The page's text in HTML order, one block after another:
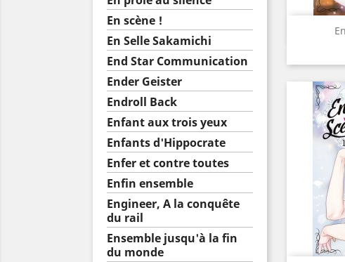
En scène !
En Selle Sakamichi
End Star Communication
Ender Geister
Endroll Back
Enfant aux trois yeux
Enfants d'Hippocrate
Enfer et contre toutes
Enfin ensemble
Engineer, A la conquête
du rail
Ensemble jusqu'à la fin
du monde
